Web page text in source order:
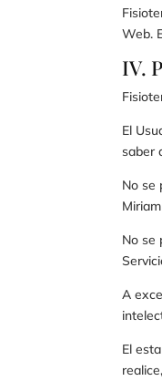
Web.
IV.
El
saber
No se
No se
A
El